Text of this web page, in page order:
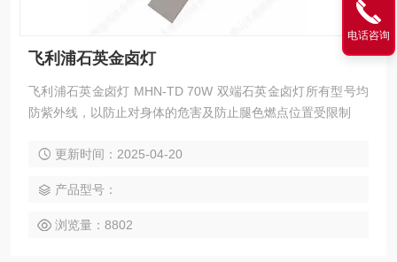
飞利浦石英金卤灯
飞利浦石英金卤灯 MHN-TD 70W 双端石英金卤灯所有型号均
防紫外线，以防止对身体的危害及防止腿色燃点位置受限制
更新时间：2025-04-20
产品型号：
浏览量：8802
电话咨询